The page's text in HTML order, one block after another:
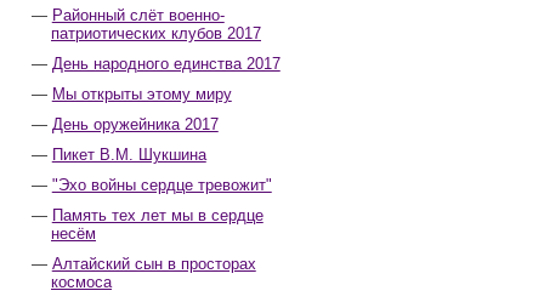
Районный слёт военно-
патриотических клубов 2017
День народного единства 2017
Мы открыты этому миру
День оружейника 2017
Пикет В.М. Шукшина
"Эхо войны сердце тревожит"
Память тех лет мы в сердце
несём
Алтайский сын в просторах
космоса